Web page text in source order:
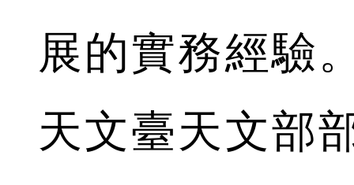
展的實務經驗
天文臺天文部